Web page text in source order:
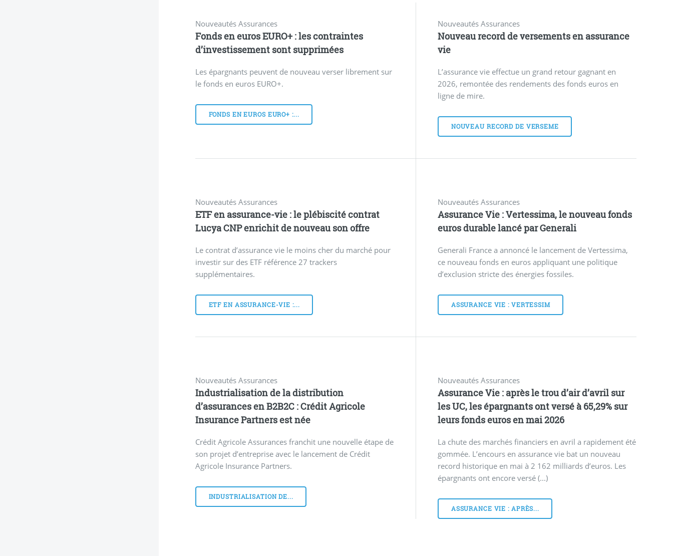
Nouveautés Assurances
Fonds en euros EURO+ : les contraintes
d’investissement sont supprimées
Les épargnants peuvent de nouveau verser librement sur
le fonds en euros EURO+.
FONDS EN EUROS EURO+ :...
Nouveautés Assurances
Nouveau record de versements en assurance
vie
L’assurance vie effectue un grand retour gagnant en
2026, remontée des rendements des fonds euros en
ligne de mire.
NOUVEAU RECORD DE VERSEME
Nouveautés Assurances
ETF en assurance-vie : le plébiscité contrat
Lucya CNP enrichit de nouveau son offre
Le contrat d’assurance vie le moins cher du marché pour
investir sur des ETF référence 27 trackers
supplémentaires.
ETF EN ASSURANCE-VIE :...
Nouveautés Assurances
Assurance Vie : Vertessima, le nouveau fonds
euros durable lancé par Generali
Generali France a annoncé le lancement de Vertessima,
ce nouveau fonds en euros appliquant une politique
d’exclusion stricte des énergies fossiles.
ASSURANCE VIE : VERTESSIM
Nouveautés Assurances
Industrialisation de la distribution
d’assurances en B2B2C : Crédit Agricole
Insurance Partners est née
Crédit Agricole Assurances franchit une nouvelle étape de
son projet d’entreprise avec le lancement de Crédit
Agricole Insurance Partners.
INDUSTRIALISATION DE...
Nouveautés Assurances
Assurance Vie : après le trou d’air d’avril sur
les UC, les épargnants ont versé à 65,29% sur
leurs fonds euros en mai 2026
La chute des marchés financiers en avril a rapidement été
gommée. L’encours en assurance vie bat un nouveau
record historique en mai à 2 162 milliards d’euros. Les
épargnants ont encore versé (...)
ASSURANCE VIE : APRÈS...